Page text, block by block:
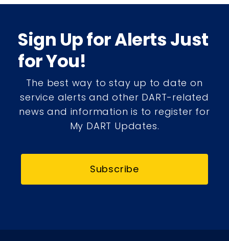
Sign Up for Alerts Just
for You!
The best way to stay up to date on
service alerts and other DART-related
news and information is to register for
My DART Updates.
Subscribe